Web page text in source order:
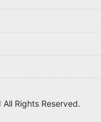
Rights Reserved.